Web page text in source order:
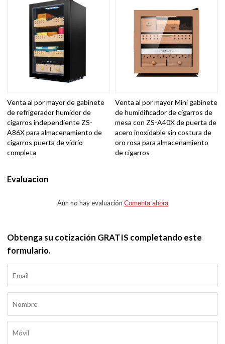
Venta al por mayor de gabinete
de refrigerador humidor de
cigarros independiente ZS-
A86X para almacenamiento de
cigarros puerta de vidrio
completa
Venta al por mayor Mini gabinete
de humidificador de cigarros de
mesa con ZS-A40X de puerta de
acero inoxidable sin costura de
oro rosa para almacenamiento
de cigarros
Evaluacion
Aún no hay evaluación Comenta ahora
Obtenga su cotización GRATIS completando este
formulario.